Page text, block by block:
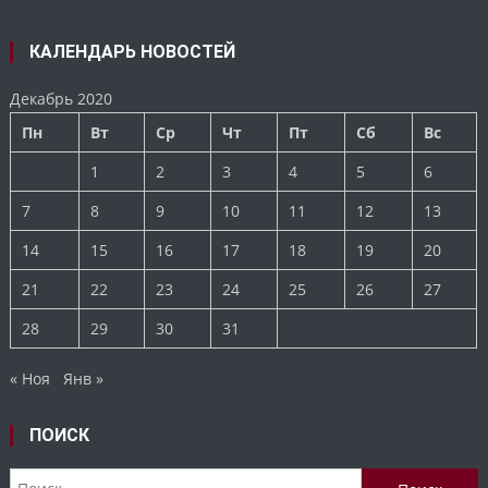
КАЛЕНДАРЬ НОВОСТЕЙ
Декабрь 2020
Пн
Вт Ср Чт Пт Сб
Вс
1
2 3 4 5
6
7
8 9 10 11 12
13
14
15 16 17 18 19
20
21
22 23 24 25 26
27
28
29 30 31
« Ноя Янв »
ПОИСК
Найти: